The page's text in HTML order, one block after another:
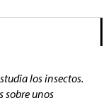
los insectos.
sobre unos